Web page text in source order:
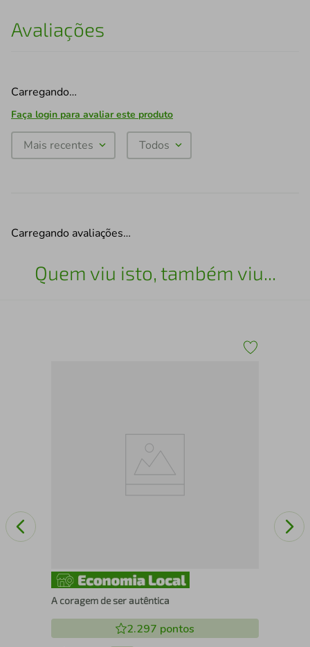
Avaliações
Carregando…
Faça login para avaliar este produto
Mais recentes Todos
Carregando avaliações…
Quem viu isto, também viu...
A coragem de ser autêntica
2.297 pontos